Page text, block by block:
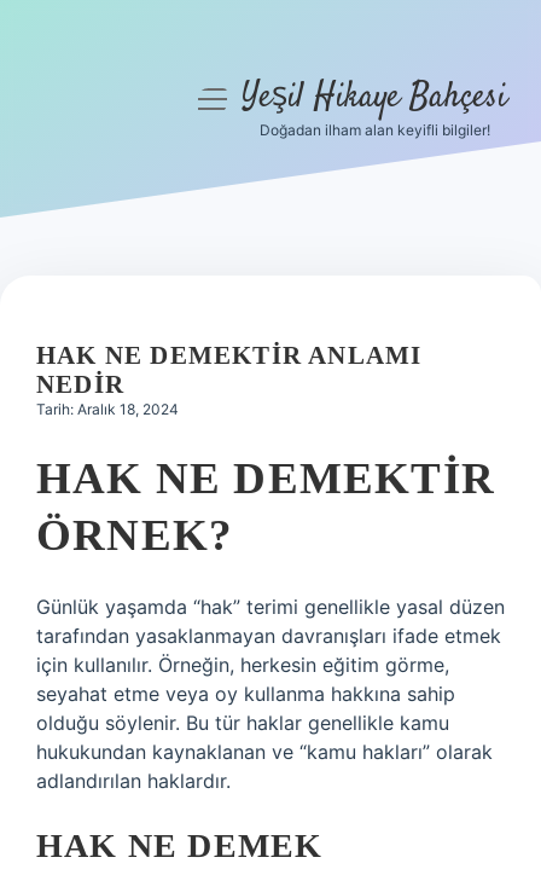
Hakkımızda
menüyüYeşil Hikaye Bahçesi
Doğadan ilham alan keyifli bilgiler!
HAK NE DEMEKTIR ANLAMI
NEDIR
Tarih: Aralık 18, 2024
HAK NE DEMEKTIR
ÖRNEK?
Günlük yaşamda “hak” terimi genellikle yasal düzen
tarafından yasaklanmayan davranışları ifade etmek
için kullanılır. Örneğin, herkesin eğitim görme,
seyahat etme veya oy kullanma hakkına sahip
olduğu söylenir. Bu tür haklar genellikle kamu
hukukundan kaynaklanan ve “kamu hakları” olarak
adlandırılan haklardır.
HAK NE DEMEK